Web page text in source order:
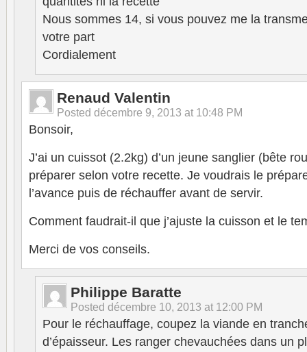
Nous sommes 14, si vous pouvez me la
votre part
Cordialement
Renaud Valentin
Posted décembre 9, 2013 at 10:48 PM
Bonsoir,
J’ai un cuissot (2.2kg) d’un jeune sanglier (bête
préparer selon votre recette. Je voudrais le
l’avance puis de réchauffer avant de servir.
Comment faudrait-il que j’ajuste la cuisson et le
Merci de vos conseils.
Philippe Baratte
Posted décembre 10, 2013 at 12:00 PM
Pour le réchauffage, coupez la viande en
d’épaisseur. Les ranger chevauchées dans un